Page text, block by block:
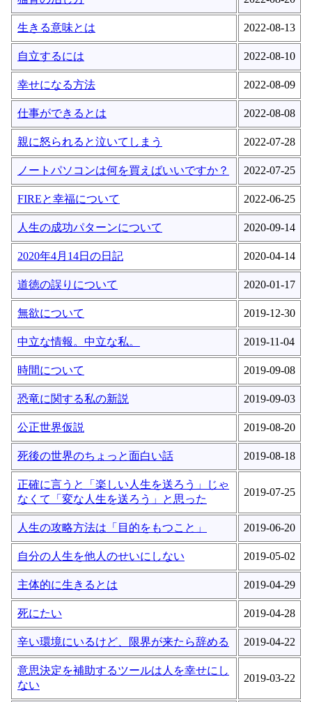
生きる意味とは 2022-08-13
自立するには 2022-08-10
幸せになる方法 2022-08-09
仕事ができるとは 2022-08-08
親に怒られると泣いてしまう 2022-07-28
ノートパソコンは何を買えばいいですか？ 2022-07-25
FIREと幸福について 2022-06-25
人生の成功パターンについて 2020-09-14
2020年4月14日の日記 2020-04-14
道徳の誤りについて 2020-01-17
無欲について 2019-12-30
中立な情報。中立な私。 2019-11-04
時間について 2019-09-08
恐竜に関する私の新説 2019-09-03
公正世界仮説 2019-08-20
死後の世界のちょっと面白い話 2019-08-18
正確に言うと「楽しい人生を送ろう」じゃ
なくて「変な人生を送ろう」と思った
2019-07-25
人生の攻略方法は「目的をもつこと」 2019-06-20
自分の人生を他人のせいにしない 2019-05-02
主体的に生きるとは 2019-04-29
死にたい 2019-04-28
辛い環境にいるけど、限界が来たら辞める 2019-04-22
意思決定を補助するツールは人を幸せにし
ない
2019-03-22